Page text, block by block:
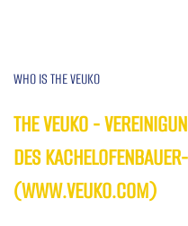
WHO IS THE VEUKO
THE VEUKO -
DES
(WWW.VEUKO.COM)